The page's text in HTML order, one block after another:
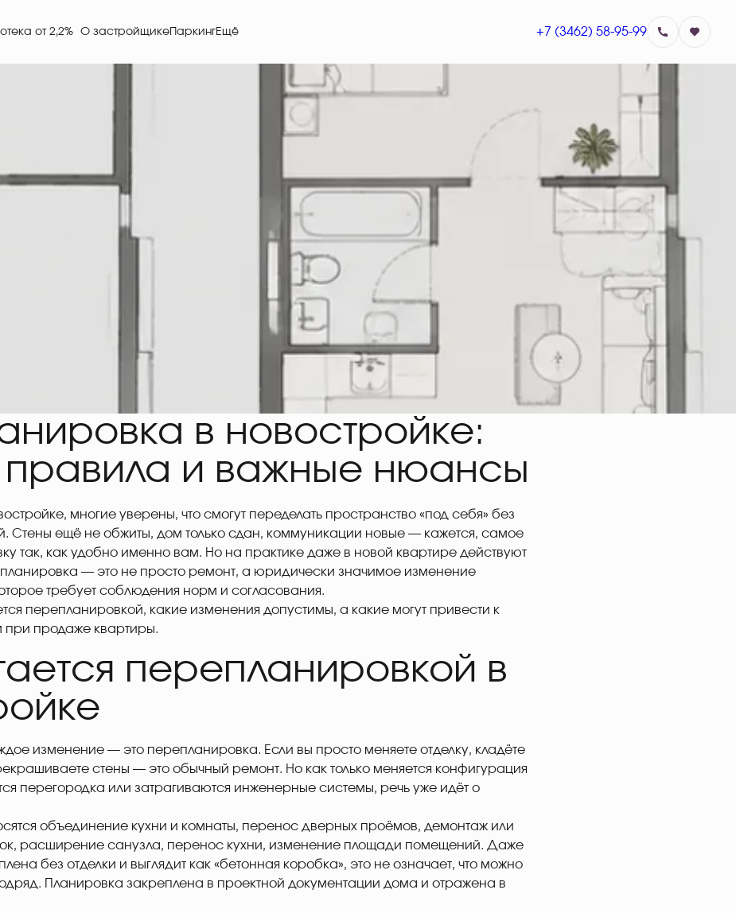
О застройщике ПаркингЕщё +7 (3462) 58-95-99
в новостройке:
правила и важные нюансы
многие уверены, что смогут переделать пространство «под себя» без
Стены ещё не обжиты, дом только сдан, коммуникации новые — кажется, самое
так, как удобно именно вам. Но на практике даже в новой квартире действуют
— это не просто ремонт, а юридически значимое изменение
требует соблюдения норм и согласования.
перепланировкой, какие изменения допустимы, а какие могут привести к
продаже квартиры.
перепланировкой в
изменение — это перепланировка. Если вы просто меняете отделку, кладёте
стены — это обычный ремонт. Но как только меняется конфигурация
перегородка или затрагиваются инженерные системы, речь уже идёт о
объединение кухни и комнаты, перенос дверных проёмов, демонтаж или
расширение санузла, перенос кухни, изменение площади помещений. Даже
без отделки и выглядит как «бетонная коробка», это не означает, что можно
Планировка закреплена в проектной документации дома и отражена в